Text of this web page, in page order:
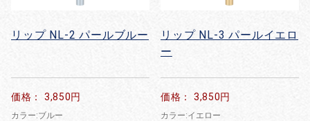
リップ NL-2 パールブルー
価格： 3,850円
カラー:ブルー
リップ NL-3 パールイエロ
ー
価格： 3,850円
カラー:イエロー